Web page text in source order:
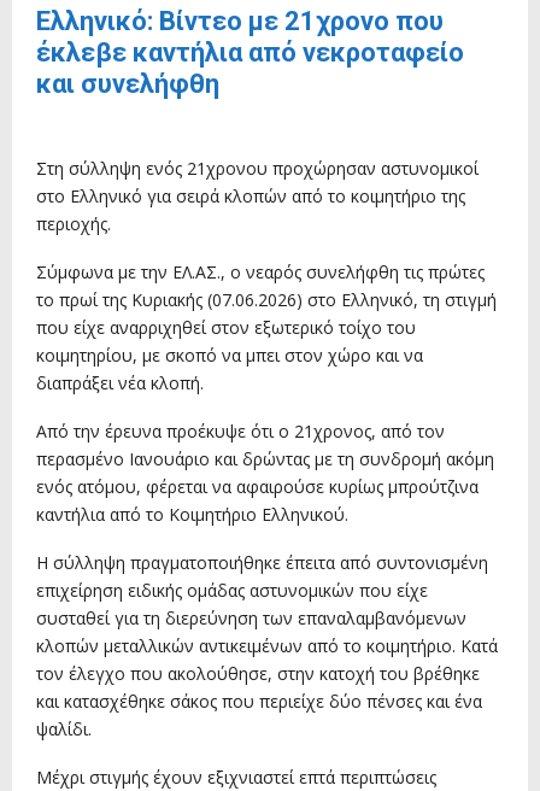
Ελληνικό: Βίντεο με 21χρονο που
έκλεβε καντήλια από νεκροταφείο
και συνελήφθη
Στη σύλληψη ενός 21χρονου προχώρησαν αστυνομικοί
στο Ελληνικό για σειρά κλοπών από το κοιμητήριο της
περιοχής.
Σύμφωνα με την ΕΛ.ΑΣ., ο νεαρός συνελήφθη τις πρώτες
το πρωί της Κυριακής (07.06.2026) στο Ελληνικό, τη στιγμή
που είχε αναρριχηθεί στον εξωτερικό τοίχο του
κοιμητηρίου, με σκοπό να μπει στον χώρο και να
διαπράξει νέα κλοπή.
Από την έρευνα προέκυψε ότι ο 21χρονος, από τον
περασμένο Ιανουάριο και δρώντας με τη συνδρομή ακόμη
ενός ατόμου, φέρεται να αφαιρούσε κυρίως μπρούτζινα
καντήλια από το Κοιμητήριο Ελληνικού.
Η σύλληψη πραγματοποιήθηκε έπειτα από συντονισμένη
επιχείρηση ειδικής ομάδας αστυνομικών που είχε
συσταθεί για τη διερεύνηση των επαναλαμβανόμενων
κλοπών μεταλλικών αντικειμένων από το κοιμητήριο. Κατά
τον έλεγχο που ακολούθησε, στην κατοχή του βρέθηκε
και κατασχέθηκε σάκος που περιείχε δύο πένσες και ένα
ψαλίδι.
Μέχρι στιγμής έχουν εξιχνιαστεί επτά περιπτώσεις